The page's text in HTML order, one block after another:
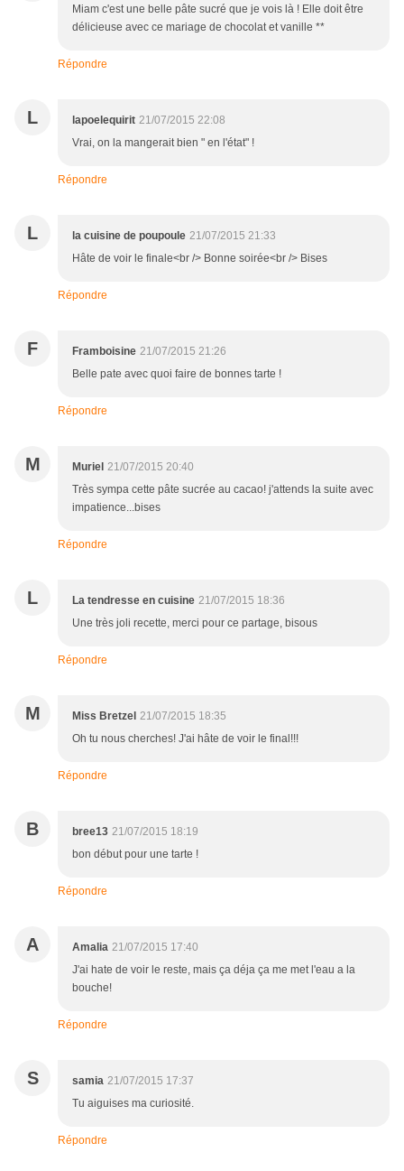
Miam c'est une belle pâte sucré que je vois là ! Elle doit être
délicieuse avec ce mariage de chocolat et vanille **
Répondre
L lapoelequirit 21/07/2015 22:08
Vrai, on la mangerait bien " en l'état" !
Répondre
L la cuisine de poupoule 21/07/2015 21:33
Hâte de voir le finale<br /> Bonne soirée<br /> Bises
Répondre
F Framboisine 21/07/2015 21:26
Belle pate avec quoi faire de bonnes tarte !
Répondre
M Muriel 21/07/2015 20:40
Très sympa cette pâte sucrée au cacao! j'attends la suite avec
impatience...bises
Répondre
L La tendresse en cuisine 21/07/2015 18:36
Une très joli recette, merci pour ce partage, bisous
Répondre
M Miss Bretzel 21/07/2015 18:35
Oh tu nous cherches! J'ai hâte de voir le final!!!
Répondre
B bree13 21/07/2015 18:19
bon début pour une tarte !
Répondre
A Amalia 21/07/2015 17:40
J'ai hate de voir le reste, mais ça déja ça me met l'eau a la
bouche!
Répondre
S samia 21/07/2015 17:37
Tu aiguises ma curiosité.
Répondre